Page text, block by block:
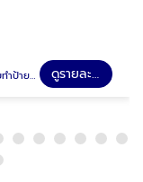
ม ป้ายสวมถังดับเพลิง ป้ายสายดับเพลิง ป้ายล้างตาฉุกเฉิน ดูรายละเอียด